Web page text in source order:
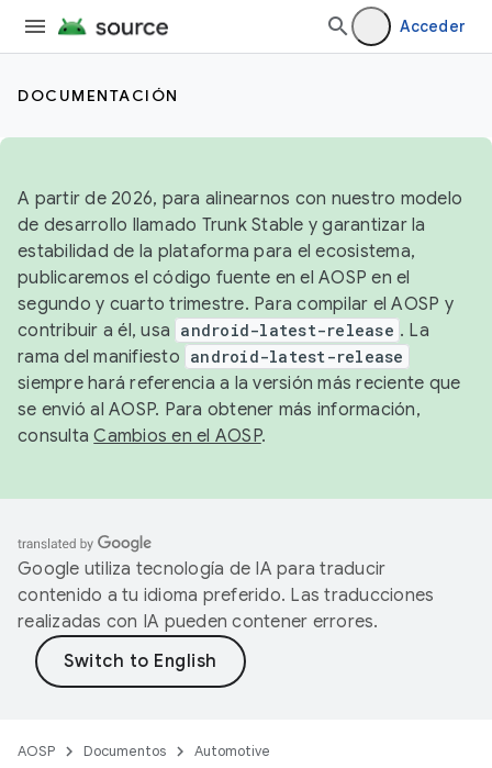
Acceder
DOCUMENTACIÓN
A partir de 2026, para alinearnos con nuestro modelo
de desarrollo llamado Trunk Stable y garantizar la
estabilidad de la plataforma para el ecosistema,
publicaremos el código fuente en el AOSP en el
segundo y cuarto trimestre. Para compilar el AOSP y
contribuir a él, usa android-latest-release . La
rama del manifiesto android-latest-release
siempre hará referencia a la versión más reciente que
se envió al AOSP. Para obtener más información,
consultaCambios en el AOSP.
Google utiliza tecnología de IA para traducir
contenido a tu idioma preferido. Las traducciones
realizadas con IA pueden contener errores.
AOSP Documentos Automotive